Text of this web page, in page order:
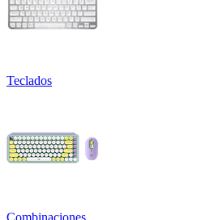
Teclados
Combinaciones